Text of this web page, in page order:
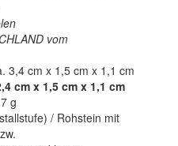
vom
3,4 cm x 1,5 cm x 1,1 cm
cm x 1,5 cm x 1,1 cm
g
/ Rohstein mit